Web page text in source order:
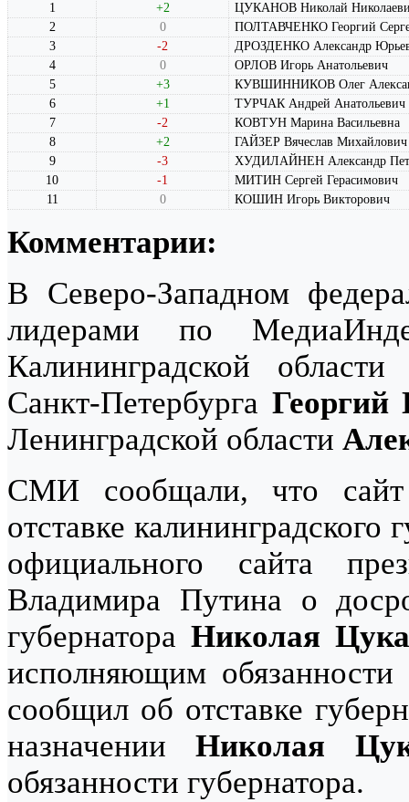
1
+2
ЦУКАНОВ Николай
2
0
ПОЛТАВЧЕНКО Георгий
3
-2
ДРОЗДЕНКО Александр
4
0
ОРЛОВ Игорь Анатольевич
5
+3
КУВШИННИКОВ Олег
6
+1
ТУРЧАК Андрей Анатольевич
7
-2
КОВТУН Марина Васильевна
8
+2
ГАЙЗЕР Вячеслав Михайлович
9
-3
ХУДИЛАЙНЕН Александр
10
-1
МИТИН Сергей Герасимович
11
0 КОШИН Игорь Викторович
Комментарии:
В Северо-Западном
лидерами по
Калининградской
Санкт-Петербурга Георгий
Ленинградской области
СМИ сообщали, что
отставке калининградского
официального сайта
Владимира Путина о
губернатора Николая
исполняющим
сообщил об отставке
назначенииНиколая
обязанности губернатора.